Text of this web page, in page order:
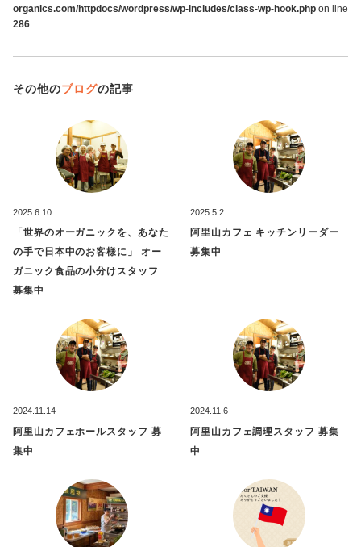
organics.com/httpdocs/wordpress/wp-includes/class-wp-hook.php on line
286
その他のブログの記事
2025.6.10
「世界のオーガニックを、あなた
の手で日本中のお客様に」 オー
ガニック食品の小分けスタッフ
募集中
2025.5.2
阿里山カフェ キッチンリーダー
募集中
2024.11.14
阿里山カフェホールスタッフ 募
集中
2024.11.6
阿里山カフェ調理スタッフ 募集
中